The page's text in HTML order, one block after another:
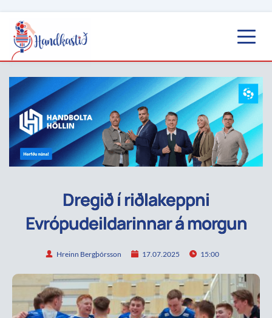
Dregið í riðlakeppni
Evrópudeildarinnar á morgun
Hreinn Bergþórsson 17.07.2025 15:00